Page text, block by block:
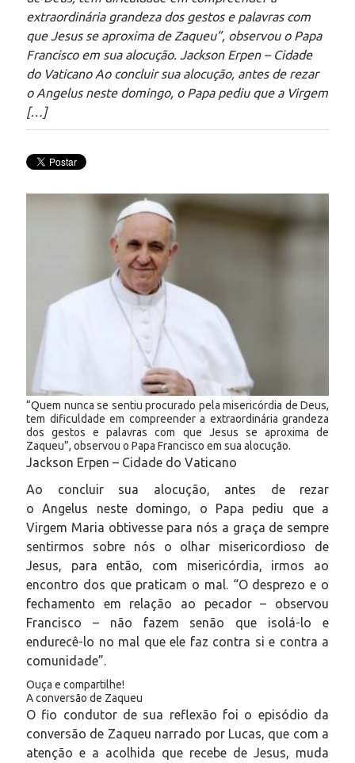
extraordinária grandeza dos gestos e palavras com
que Jesus se aproxima de Zaqueu”, observou o Papa
Francisco em sua alocução. Jackson Erpen – Cidade
do Vaticano Ao concluir sua alocução, antes de rezar
o Angelus neste domingo, o Papa pediu que a Virgem
[…]
“Quem nunca se sentiu procurado pela misericórdia de Deus,
tem dificuldade em compreender a extraordinária grandeza
dos gestos e palavras com que Jesus se aproxima de
Zaqueu”, observou o Papa Francisco em sua alocução.
Jackson Erpen – Cidade do Vaticano
Ao concluir sua alocução, antes de rezar
oAngelus neste domingo, o Papa pediu que a
Virgem Maria obtivesse para nós a graça de sempre
sentirmos sobre nós o olhar misericordioso de
Jesus, para então, com misericórdia, irmos ao
encontro dos que praticam o mal. “O desprezo e o
fechamento em relação ao pecador – observou
Francisco – não fazem senão que isolá-lo e
endurecê-lo no mal que ele faz contra si e contra a
comunidade”.
Ouça e compartilhe!
A conversão de Zaqueu
O fio condutor de sua reflexão foi o episódio da
conversão de Zaqueu narrado por Lucas, que com a
atenção e a acolhida que recebe de Jesus, muda